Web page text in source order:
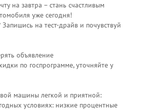
на завтра – стань счастливым
уже сегодня!
на тест-драйв и почувствуй
объявление
по госпрограмме, уточняйте у
машины легкой и приятной:
условиях: низкие процентные